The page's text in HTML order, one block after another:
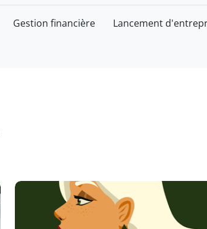
Gestion financière Lancement